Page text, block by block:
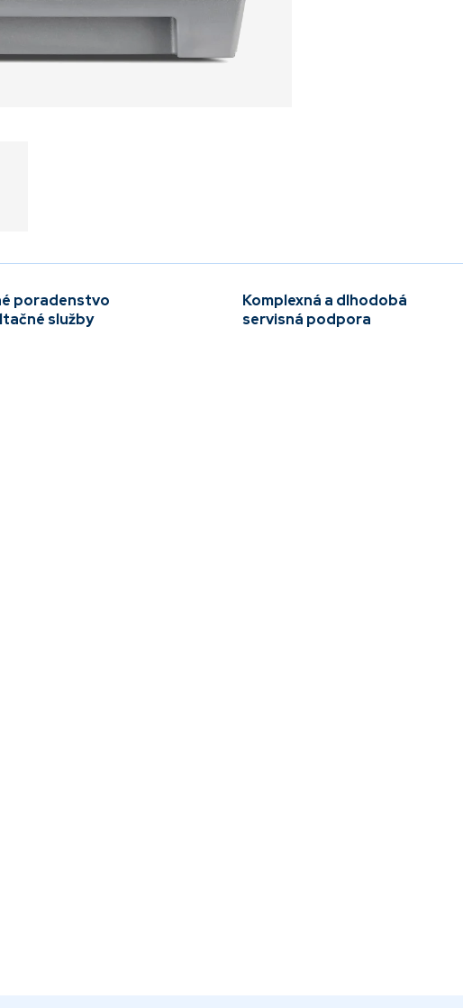
poradenstvo
služby
Komplexná a dlhodobá
servisná podpora